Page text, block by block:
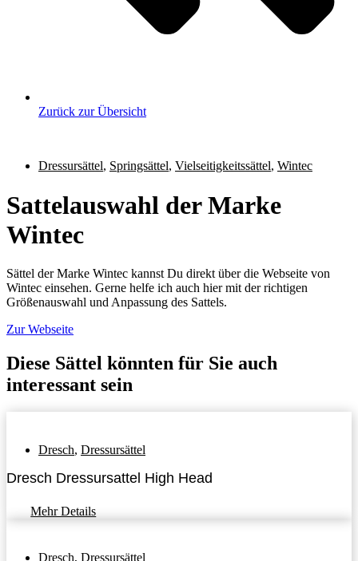
Zurück zur Übersicht
Dressursättel, Springsättel, Vielseitigkeitssättel, Wintec
Sattelauswahl der Marke
Wintec
Sättel der Marke Wintec kannst Du direkt über die Webseite von
Wintec einsehen. Gerne helfe ich auch hier mit der richtigen
Größenauswahl und Anpassung des Sattels.
Zur Webseite
Diese Sättel könnten für Sie auch
interessant sein
Dresch, Dressursättel
Dresch Dressursattel High Head
Mehr Details
Dresch, Dressursättel